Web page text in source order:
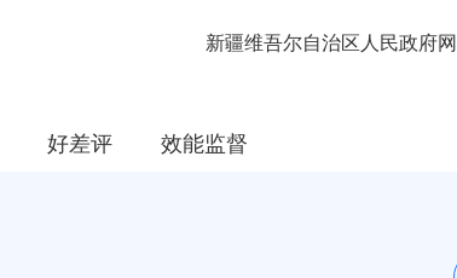
新疆维吾尔自治区人民政府网
好差评 效能监督